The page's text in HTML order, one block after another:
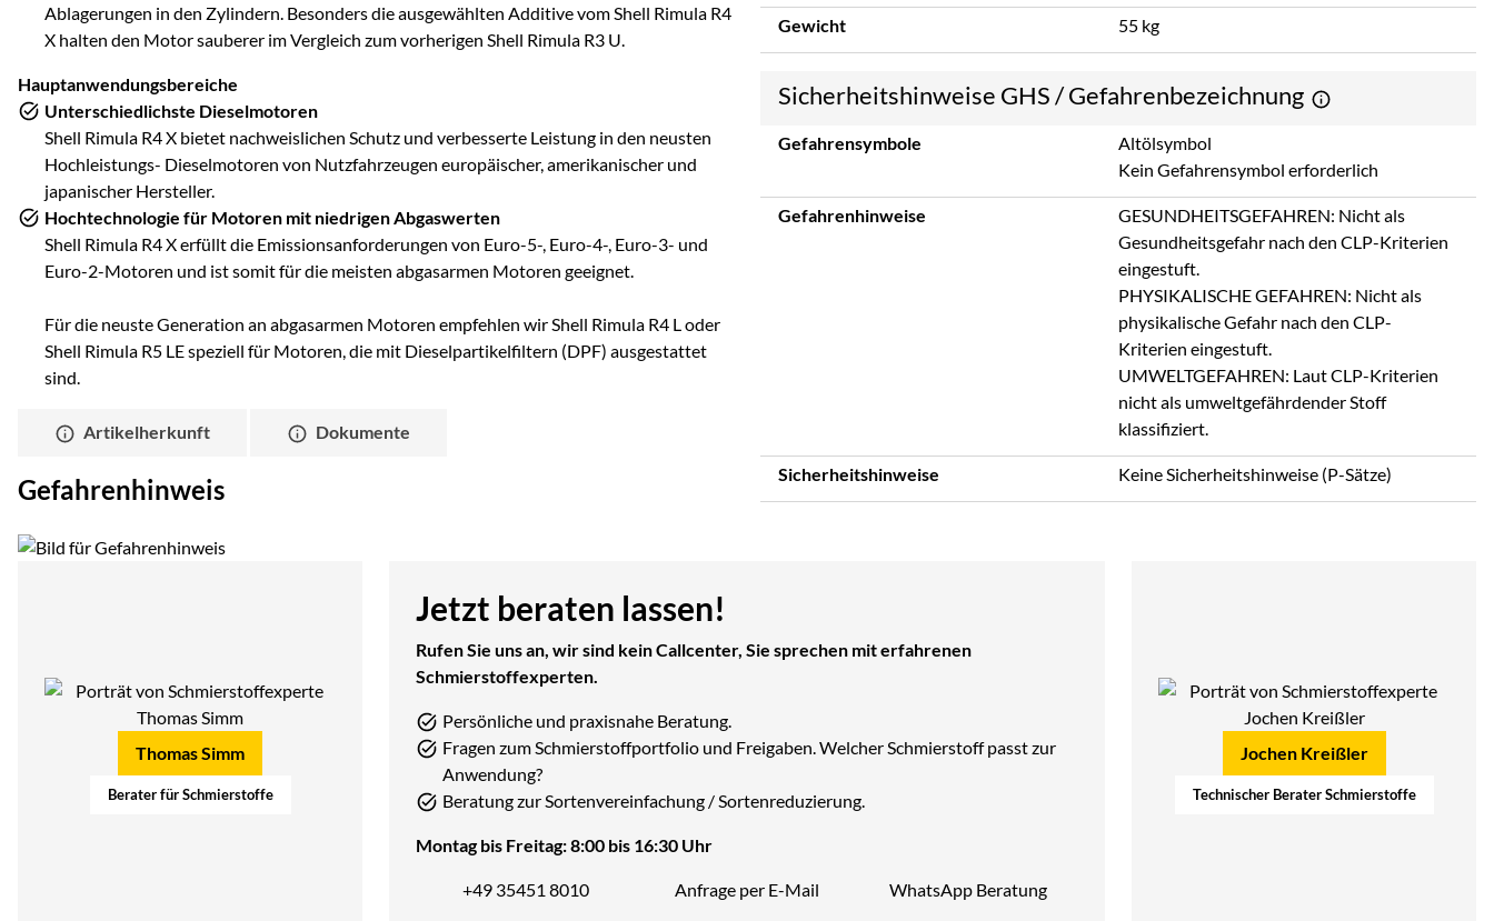
Ablagerungen in den Zylindern. Besonders die ausgewählten Additive vom Shell Rimula R4
X halten den Motor sauberer im Vergleich zum vorherigen Shell Rimula R3 U.
Hauptanwendungsbereiche
Unterschiedlichste Dieselmotoren
Shell Rimula R4 X bietet nachweislichen Schutz und verbesserte Leistung in den neusten
Hochleistungs- Dieselmotoren von Nutzfahrzeugen europäischer, amerikanischer und
japanischer Hersteller.
Hochtechnologie für Motoren mit niedrigen Abgaswerten
Shell Rimula R4 X erfüllt die Emissionsanforderungen von Euro-5-, Euro-4-, Euro-3- und
Euro-2-Motoren und ist somit für die meisten abgasarmen Motoren geeignet.
Für die neuste Generation an abgasarmen Motoren empfehlen wir Shell Rimula R4 L oder
Shell Rimula R5 LE speziell für Motoren, die mit Dieselpartikelfiltern (DPF) ausgestattet
sind.
Artikelherkunft Dokumente
Gefahrenhinweis
Gewicht 55 kg
Sicherheitshinweise GHS / Gefahrenbezeichnung
Gefahrensymbole
Altölsymbol
Kein Gefahrensymbol erforderlich
Gefahrenhinweise
GESUNDHEITSGEFAHREN: Nicht als
Gesundheitsgefahr nach den CLP-Kriterien
eingestuft.
PHYSIKALISCHE GEFAHREN: Nicht als
physikalische Gefahr nach den CLP-
Kriterien eingestuft.
UMWELTGEFAHREN: Laut CLP-Kriterien
nicht als umweltgefährdender Stoff
klassifiziert.
Sicherheitshinweise Keine Sicherheitshinweise (P-Sätze)
Thomas Simm
Berater für Schmierstoffe
Jetzt beraten lassen!
Rufen Sie uns an, wir sind kein Callcenter, Sie sprechen mit erfahrenen
Schmierstoffexperten.
Persönliche und praxisnahe Beratung.
Fragen zum Schmierstoffportfolio und Freigaben. Welcher Schmierstoff passt zur
Anwendung?
Beratung zur Sortenvereinfachung / Sortenreduzierung.
Montag bis Freitag: 8:00 bis 16:30 Uhr
Telefon:
+49 35451 8010 Anfrage per E-Mail WhatsApp Beratung
Jochen Kreißler
Technischer Berater Schmierstoffe